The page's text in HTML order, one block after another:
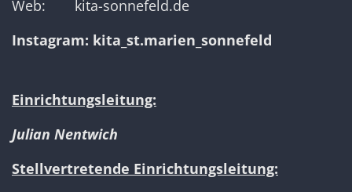
Web:
kita-sonnefeld.de
Instagram: kita_st.marien_sonnefeld
Einrichtungsleitung:
Julian Nentwich
Stellvertretende Einrichtungsleitung: